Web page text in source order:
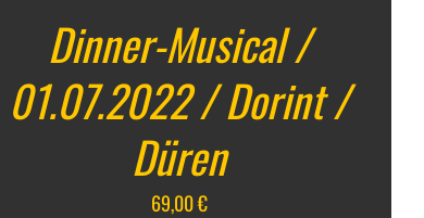
Dinner-Musical /
01.07.2022 / Dorint /
Düren
69,00€